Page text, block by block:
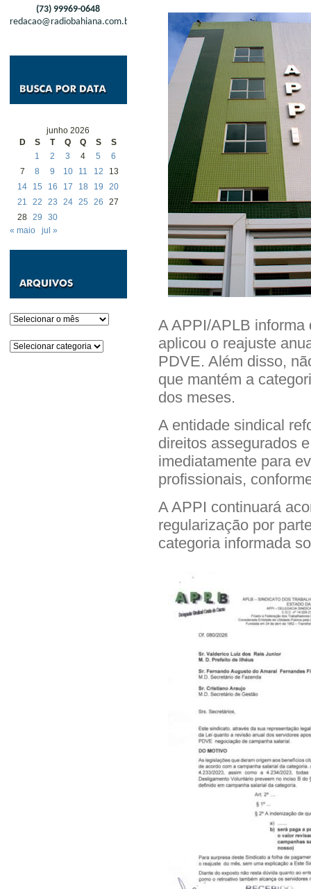
(73) 99969-0648
redacao@radiobahiana.com.br
junho 2026
D
S T Q Q S
S
1
2 3 4 5
6
7
8 9 10 11 12
13
14
15 16 17 18 19
20
21
22 23 24 25 26
27
28 29
30
« maio
jul »
Arquivos
Categorias
A APPI/APLB informa
aplicou o reajuste
PDVE. Além disso,
que mantém a
dos meses.
A entidade sindical
direitos assegurados
imediatamente para
profissionais,
A APPI continuará
regularização por
categoria informada